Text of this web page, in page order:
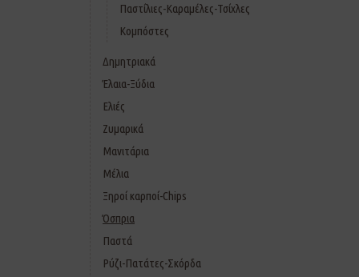
Παστίλιες-Καραμέλες-Τσίχλες
Κομπόστες
Δημητριακά
Έλαια-Ξύδια
Ελιές
Ζυμαρικά
Μανιτάρια
Μέλια
Ξηροί καρποί-Chips
Όσπρια
Παστά
Ρύζι-Πατάτες-Σκόρδα